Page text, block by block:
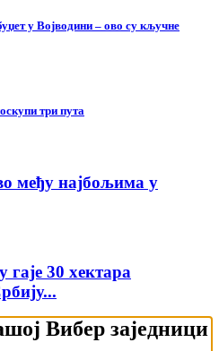
у Војводини – ово су кључне
три пута
међу најбољима у
30 хектара
Вибер заједници